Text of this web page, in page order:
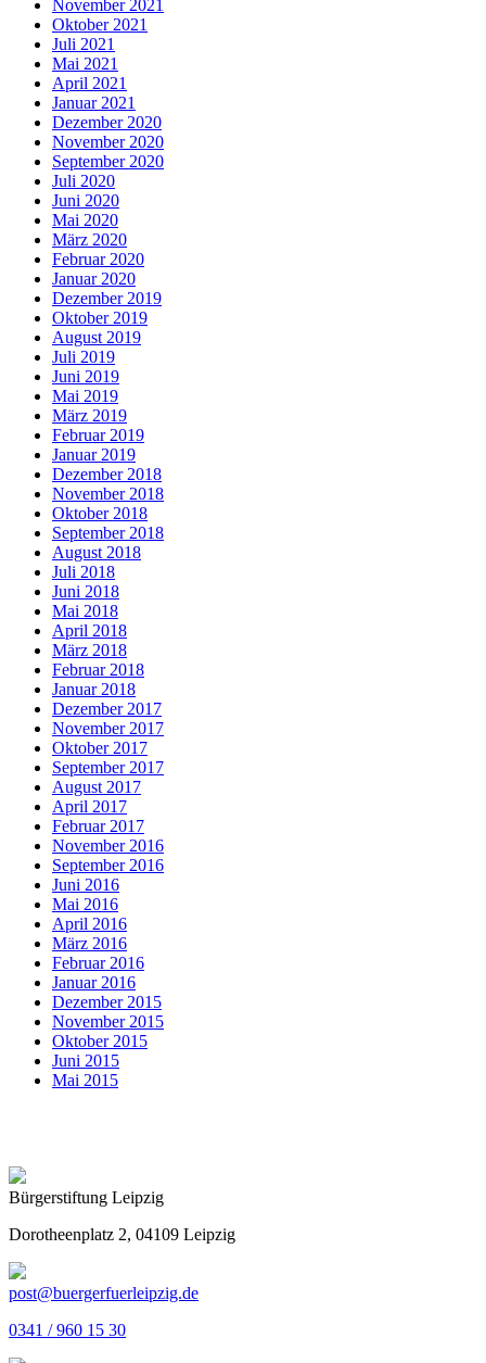
November 2021
Oktober 2021
Juli 2021
Mai 2021
April 2021
Januar 2021
Dezember 2020
November 2020
September 2020
Juli 2020
Juni 2020
Mai 2020
März 2020
Februar 2020
Januar 2020
Dezember 2019
Oktober 2019
August 2019
Juli 2019
Juni 2019
Mai 2019
März 2019
Februar 2019
Januar 2019
Dezember 2018
November 2018
Oktober 2018
September 2018
August 2018
Juli 2018
Juni 2018
Mai 2018
April 2018
März 2018
Februar 2018
Januar 2018
Dezember 2017
November 2017
Oktober 2017
September 2017
August 2017
April 2017
Februar 2017
November 2016
September 2016
Juni 2016
Mai 2016
April 2016
März 2016
Februar 2016
Januar 2016
Dezember 2015
November 2015
Oktober 2015
Juni 2015
Mai 2015
Bürgerstiftung Leipzig
Dorotheenplatz 2, 04109 Leipzig
post@buergerfuerleipzig.de
0341 / 960 15 30